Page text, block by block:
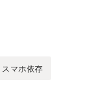
スマホ依存